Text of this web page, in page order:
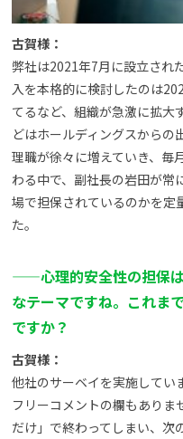
古賀様：
弊社は2021年7月に設立され
入を本格的に検討したのは
てるなど、組織が急激に拡大
どはホールディングスから
理職が徐々に増えていき、毎
わる中で、副社長の岩田が常
場で担保されているのかを定
た。
——心理的安全性の担保
なテーマですね。これま
ですか？
古賀様：
他社のサーベイを実施してい
フリーコメントの欄もありま
だけ」で終わってしまい、次